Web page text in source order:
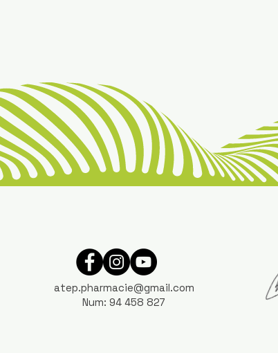
atep.pharmacie@gmail.com
Num: 94 458 827